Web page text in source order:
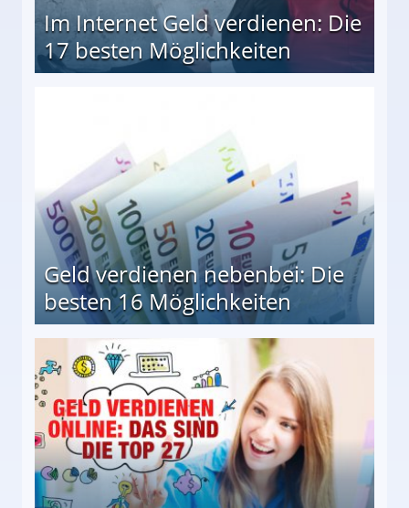
Im Internet Geld verdienen: Die
17 besten Möglichkeiten
Geld verdienen nebenbei: Die
besten 16 Möglichkeiten